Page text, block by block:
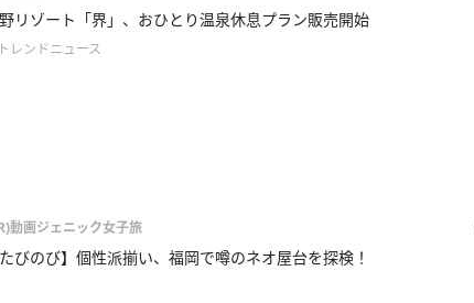
リゾート「界」、おひとり温泉休息プラン販売開始
レンドニュース
動画ジェニック女子旅
たびのび】個性派揃い、福岡で噂のネオ屋台を探検！